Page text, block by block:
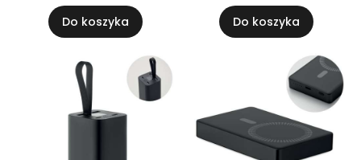
Do koszyka Do koszyka